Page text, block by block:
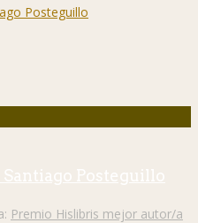
Posteguillo
Premio Hislibris mejor autor/a